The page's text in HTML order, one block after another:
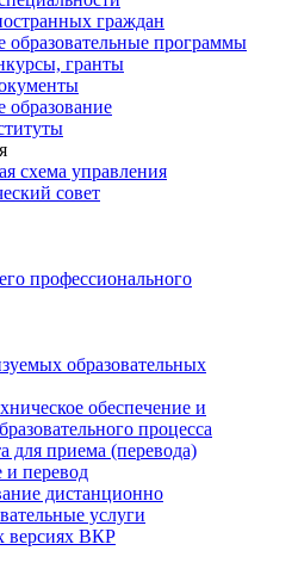
граждан
программы
гранты
образование
схема управления
совет
профессионального
образовательных
обеспечение и
процесса
для приема (перевода)
и перевод
дистанционно
услуги
версиях ВКР